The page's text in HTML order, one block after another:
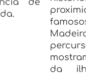
da